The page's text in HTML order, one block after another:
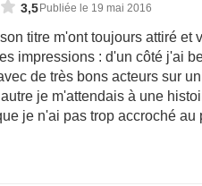
3,5 Publiée le 19 mai 2016
titre m'ont toujours attiré
impressions : d'un côté j'ai
de très bons acteurs sur
je m'attendais à une
je n'ai pas trop accroché au